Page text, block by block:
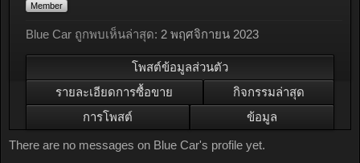
Member
Blue Car ถูกพบเห็นล่าสุด: 2 พฤศจิกายน 2023
โพสต์ข้อมูลส่วนตัว
รายละเอียดการซื้อขาย
กิจกรรมล่าสุด
การโพสต์
ข้อมูล
There are no messages on Blue Car's profile yet.